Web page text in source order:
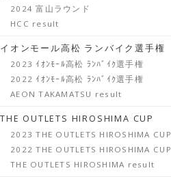
2024 富山ラウンド
HCC result
イオンモール高松 ランバイク選手権
2023 ｲｵﾝﾓｰﾙ高松 ﾗﾝﾊﾞｲｸ選手権
2022 ｲｵﾝﾓｰﾙ高松 ﾗﾝﾊﾞｲｸ選手権
AEON TAKAMATSU result
THE OUTLETS HIROSHIMA CUP
2023 THE OUTLETS HIROSHIMA CUP
2022 THE OUTLETS HIROSHIMA CUP
THE OUTLETS HIROSHIMA result